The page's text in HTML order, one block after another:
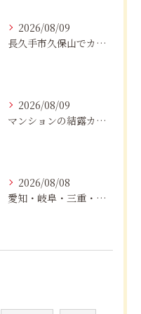
2026/08/09
長久手市久保山でカビにお困りの方へ｜原因・対策・業者へ相談する目安を解説
2026/08/09
マンションの結露カビを根絶！断熱改修と防カビリフォーム
2026/08/08
愛知・岐阜・三重・静岡で真菌（カビ）による健康被害にお悩みの方へ｜室内環境改善とMIST工法®による専門対策